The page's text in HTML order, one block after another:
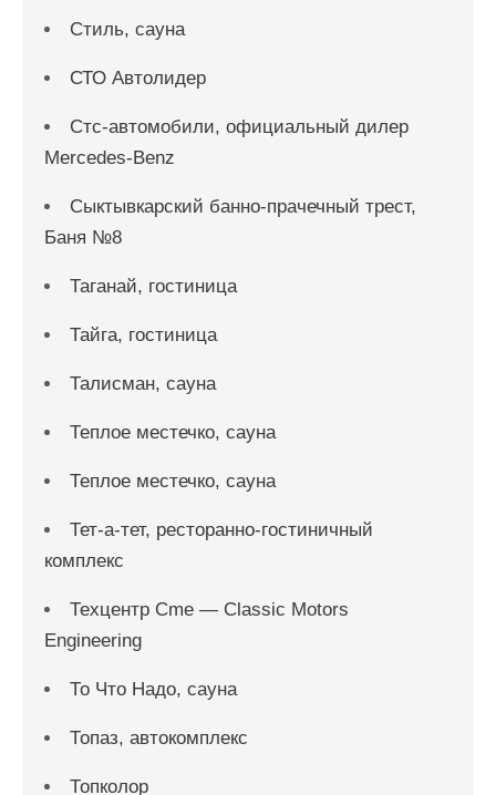
Стиль, сауна
СТО Автолидер
Стс-автомобили, официальный дилер
Mercedes-Benz
Сыктывкарский банно-прачечный трест,
Баня №8
Таганай, гостиница
Тайга, гостиница
Талисман, сауна
Теплое местечко, сауна
Теплое местечко, сауна
Тет-а-тет, ресторанно-гостиничный
комплекс
Техцентр Cme — Classic Motors
Engineering
То Что Надо, сауна
Топаз, автокомплекс
Топколор